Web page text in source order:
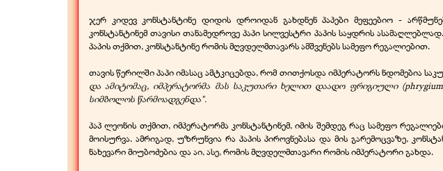
ჯერ კიდევ კონსტანტინე დიდის დროიდან გახდნენ პაპები მეფეებიო -
კონსტანტინემ თავისი თანამედროვე პაპი სილვესტრი პაპის საყდრის
პაპის თქმით, კონსტანტინე რომის მღვდელმთავარს ამშვენებს სამეფო რეგალიებით.
თავის წერილში პაპი იმასაც ამტკიცებდა, რომ თითქოსდა იმპერატორს ნდომებია
და ამიტომაც, იმპერატორმა მას საკუთარი ხელით დაადო ფრიგიული
სიმბოლოს წარმოადგენდა".
პაპ ლეონის თქმით, იმპერატორმა კონსტანტინემ, იმის შემდეგ რაც სამეფო
მოისურვა. ამრიგად, უზრუნვია რა პაპის პიროვნებასა და მის გარემოცვაზე,
ნახევარი მიუბოძებია და აი, ასე, რომის მღვდელმთავარი რომის იმპერატორი გახდა.